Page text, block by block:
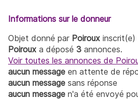
Informations sur le donneur
Objet donné par Poiroux inscrit(e)
Poiroux a déposé 3 annonces.
Voir toutes les annonces de
aucun message en attente de
aucun message sans réponse
aucun message n'a été envoyé